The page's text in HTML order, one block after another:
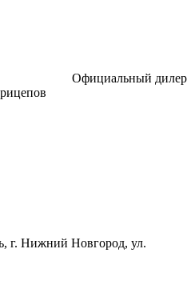
Официальный дилер
г. Нижний Новгород, ул.